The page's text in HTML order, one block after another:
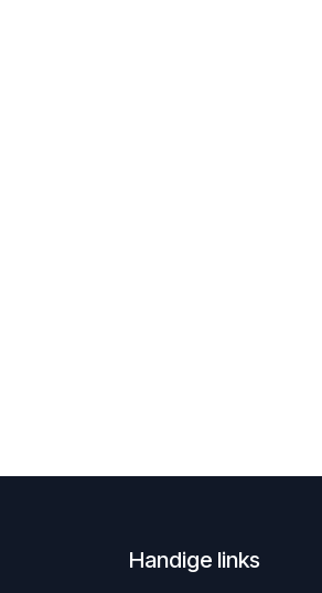
Handige links